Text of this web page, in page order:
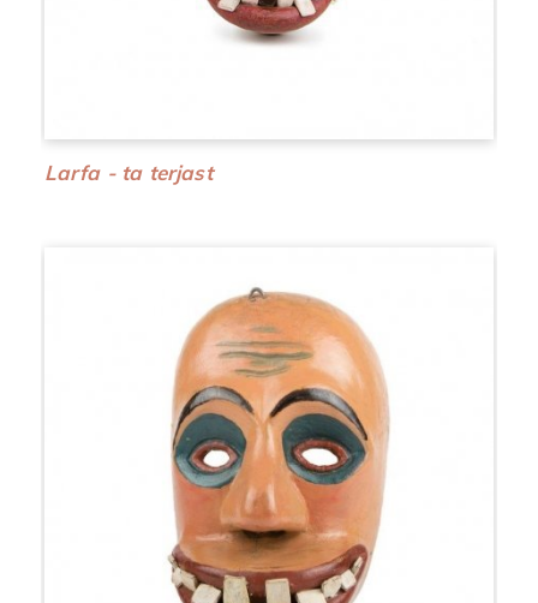
Larfa - ta terjast